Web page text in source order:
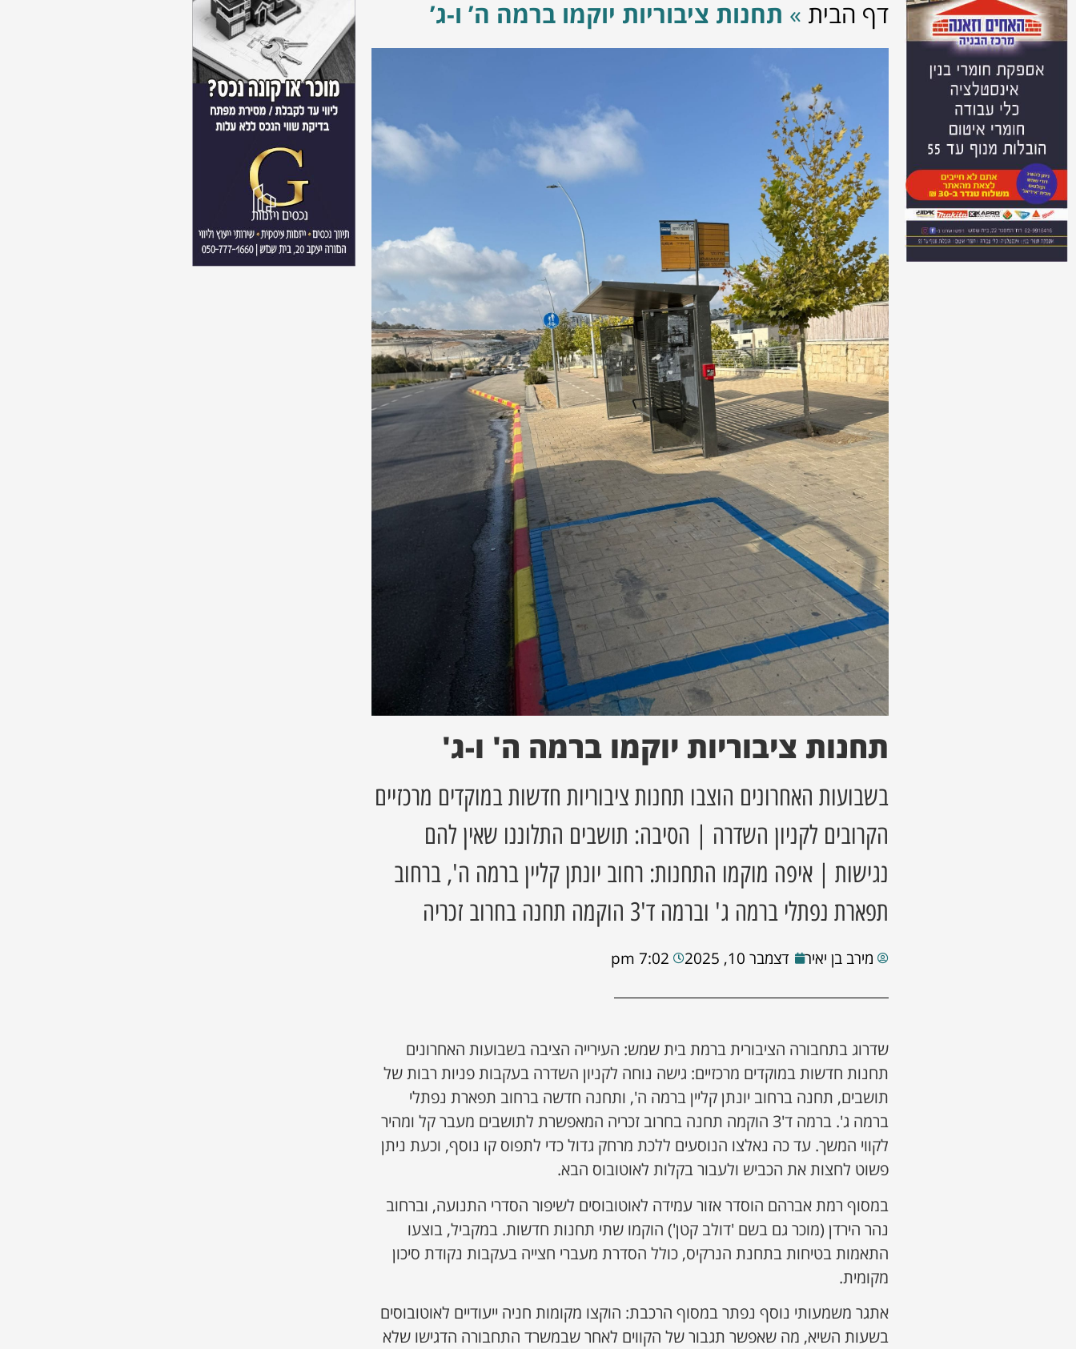
דף הבית » תחנות ציבוריות יוקמו ברמה ה’ ו-ג’
תחנות ציבוריות יוקמו ברמה ה' ו-ג'
בשבועות האחרונים הוצבו תחנות ציבוריות חדשות במוקדים מרכזיים
הקרובים לקניון השדרה | הסיבה: תושבים התלוננו שאין להם
נגישות | איפה מוקמו התחנות: רחוב יונתן קליין ברמה ה', ברחוב
תפארת נפתלי ברמה ג' וברמה ד'3 הוקמה תחנה בחרוב זכריה
מירב בן יאיר דצמבר 10, 2025 7:02 pm
שדרוג בתחבורה הציבורית ברמת בית שמש: העירייה הציבה בשבועות האחרונים
תחנות חדשות במוקדים מרכזיים: גישה נוחה לקניון השדרה בעקבות פניות רבות של
תושבים, תחנה ברחוב יונתן קליין ברמה ה', ותחנה חדשה ברחוב תפארת נפתלי
ברמה ג'. ברמה ד'3 הוקמה תחנה בחרוב זכריה המאפשרת לתושבים מעבר קל ומהיר
לקווי המשך. עד כה נאלצו הנוסעים ללכת מרחק גדול כדי לתפוס קו נוסף, וכעת ניתן
פשוט לחצות את הכביש ולעבור בקלות לאוטובוס הבא.
במסוף רמת אברהם הוסדר אזור עמידה לאוטובוסים לשיפור הסדרי התנועה, וברחוב
נהר הירדן (מוכר גם בשם 'דולב קטן') הוקמו שתי תחנות חדשות. במקביל, בוצעו
התאמות בטיחות בתחנת הנרקיס, כולל הסדרת מעברי חצייה בעקבות נקודת סיכון
מקומית.
אתגר משמעותי נוסף נפתר במסוף הרכבת: הוקצו מקומות חניה ייעודיים לאוטובוסים
בשעות השיא, מה שאפשר תגבור של הקווים לאחר שבמשרד התחבורה הדגישו שלא